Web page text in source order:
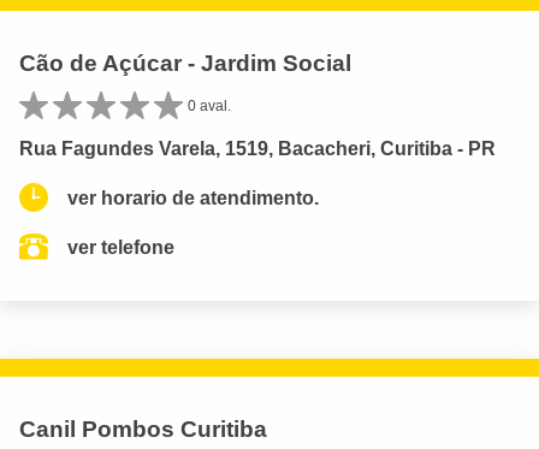
Cão de Açúcar - Jardim Social
0 aval.
Rua Fagundes Varela, 1519, Bacacheri, Curitiba - PR
ver horario de atendimento.
ver telefone
Canil Pombos Curitiba